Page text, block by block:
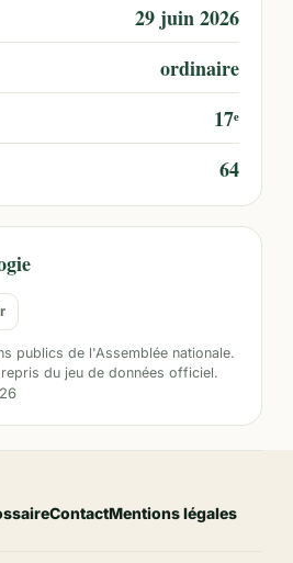
29 juin 2026
ordinaire
17ᵉ
64
publics de l'Assemblée nationale.
du jeu de données officiel.
ContactMentions légales